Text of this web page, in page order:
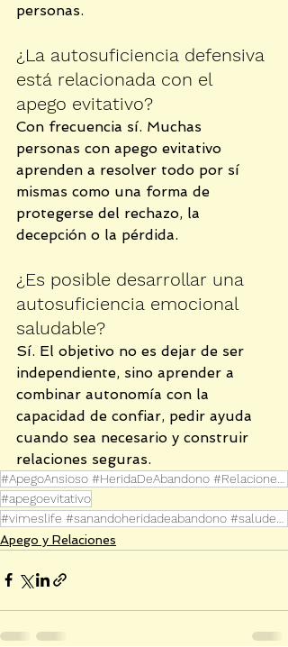
personas.
¿La autosuficiencia defensiva
está relacionada con el
apego evitativo?
Con frecuencia sí. Muchas
personas con apego evitativo
aprenden a resolver todo por sí
mismas como una forma de
protegerse del rechazo, la
decepción o la pérdida.
¿Es posible desarrollar una
autosuficiencia emocional
saludable?
Sí. El objetivo no es dejar de ser
independiente, sino aprender a
combinar autonomía con la
capacidad de confiar, pedir ayuda
cuando sea necesario y construir
relaciones seguras.
#apegoevitativo
Apego y Relaciones